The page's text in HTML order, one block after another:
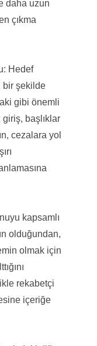
daha uzun
çıkma
Hedef
bir şekilde
gibi önemli
başlıklar
cezalara yol
kapsamlı
olduğundan,
olmak için
rekabetçi
içeriğe